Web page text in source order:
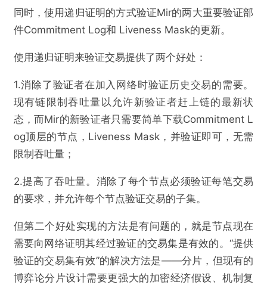
同时，使用递归证明的方式验证Mir的两大重要验证部
件Commitment Log和 Liveness Mask的更新。
使用递归证明来验证交易提供了两个好处：
1.消除了验证者在加入网络时验证历史交易的需要。
现有链限制吞吐量以允许新验证者赶上链的最新状
态，而Mir的新验证者只需要简单下载Commitment L
og顶层的节点，Liveness Mask，并验证即可，无需
限制吞吐量；
2.提高了吞吐量。消除了每个节点必须验证每笔交易
的要求，并允许每个节点验证交易的子集。
但第二个好处实现的方法是有问题的，就是节点现在
需要向网络证明其经过验证的交易集是有效的。“提供
验证的交易集有效”的解决方法是——分片，但现有的
博弈论分片设计需要更强大的加密经济假设、机制复